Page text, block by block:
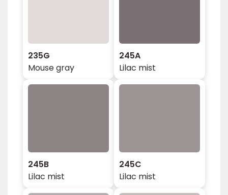
235G
Mouse gray
245A
Lilac mist
245B
Lilac mist
245C
Lilac mist